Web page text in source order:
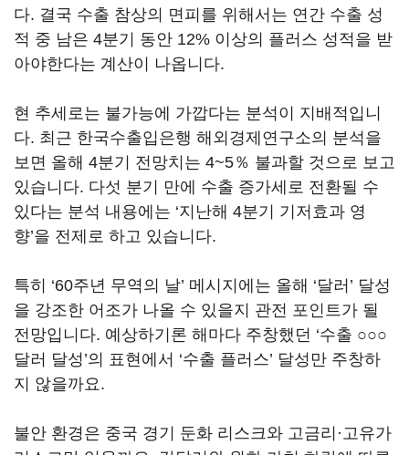
다. 결국 수출 참상의 면피를 위해서는 연간 수출 성
적 중 남은 4분기 동안 12% 이상의 플러스 성적을 받
아야한다는 계산이 나옵니다.
현 추세로는 불가능에 가깝다는 분석이 지배적입니
다. 최근 한국수출입은행 해외경제연구소의 분석을
보면 올해 4분기 전망치는 4~5％ 불과할 것으로 보고
있습니다. 다섯 분기 만에 수출 증가세로 전환될 수
있다는 분석 내용에는 ‘지난해 4분기 기저효과 영
향’을 전제로 하고 있습니다.
특히 ‘60주년 무역의 날’ 메시지에는 올해 ‘달러’ 달성
을 강조한 어조가 나올 수 있을지 관전 포인트가 될
전망입니다. 예상하기론 해마다 주창했던 ‘수출 ○○○
달러 달성’의 표현에서 ‘수출 플러스’ 달성만 주창하
지 않을까요.
불안 환경은 중국 경기 둔화 리스크와 고금리·고유가